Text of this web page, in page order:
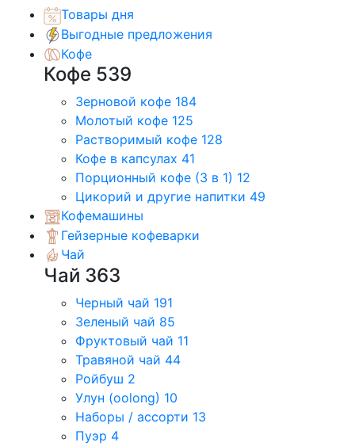
Товары дня
Выгодные предложения
Кофе
Кофе 539
Зерновой кофе 184
Молотый кофе 125
Растворимый кофе 128
Кофе в капсулах 41
Порционный кофе (3 в 1) 12
Цикорий и другие напитки 49
Кофемашины
Гейзерные кофеварки
Чай
Чай 363
Черный чай 191
Зеленый чай 85
Фруктовый чай 11
Травяной чай 44
Ройбуш 2
Улун (oolong) 10
Наборы / ассорти 13
Пуэр 4